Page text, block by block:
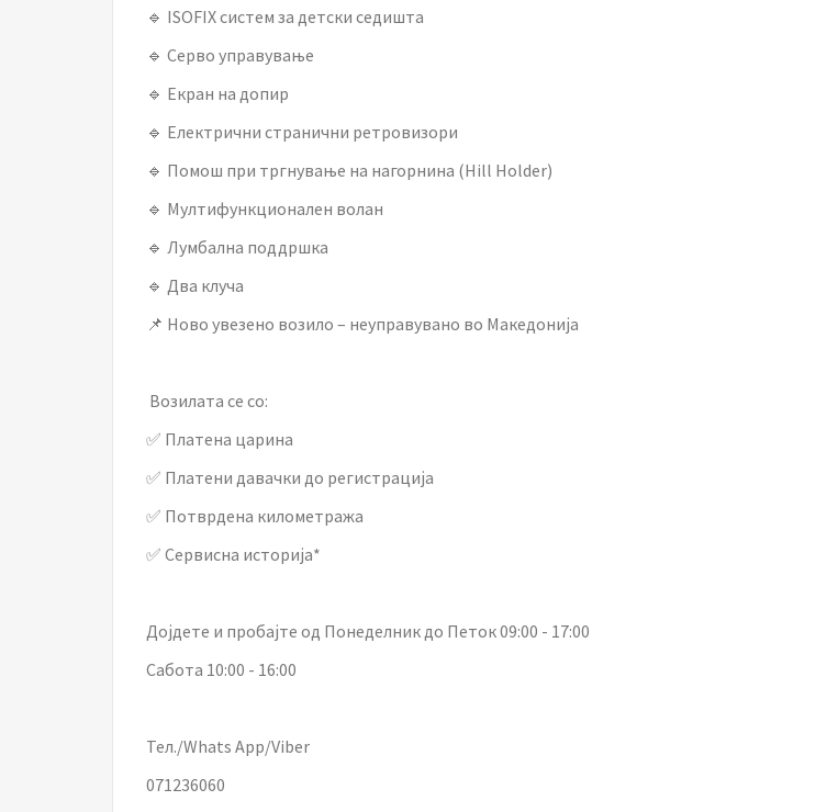
🔹 ISOFIX систем за детски седишта
🔹 Серво управување
🔹 Екран на допир
🔹 Електрични странични ретровизори
🔹 Помош при тргнување на нагорнина (Hill Holder)
🔹 Мултифункционален волан
🔹 Лумбална поддршка
🔹 Два клуча
📌 Ново увезено возило – неуправувано во Македонија
Возилата се со:
✅ Платена царина
✅ Платени давачки до регистрација
✅ Потврдена километража
✅ Сервисна историја*
Дојдете и пробајте од Понеделник до Петок 09:00 - 17:00
Сабота 10:00 - 16:00
Тел./Whats App/Viber
071236060